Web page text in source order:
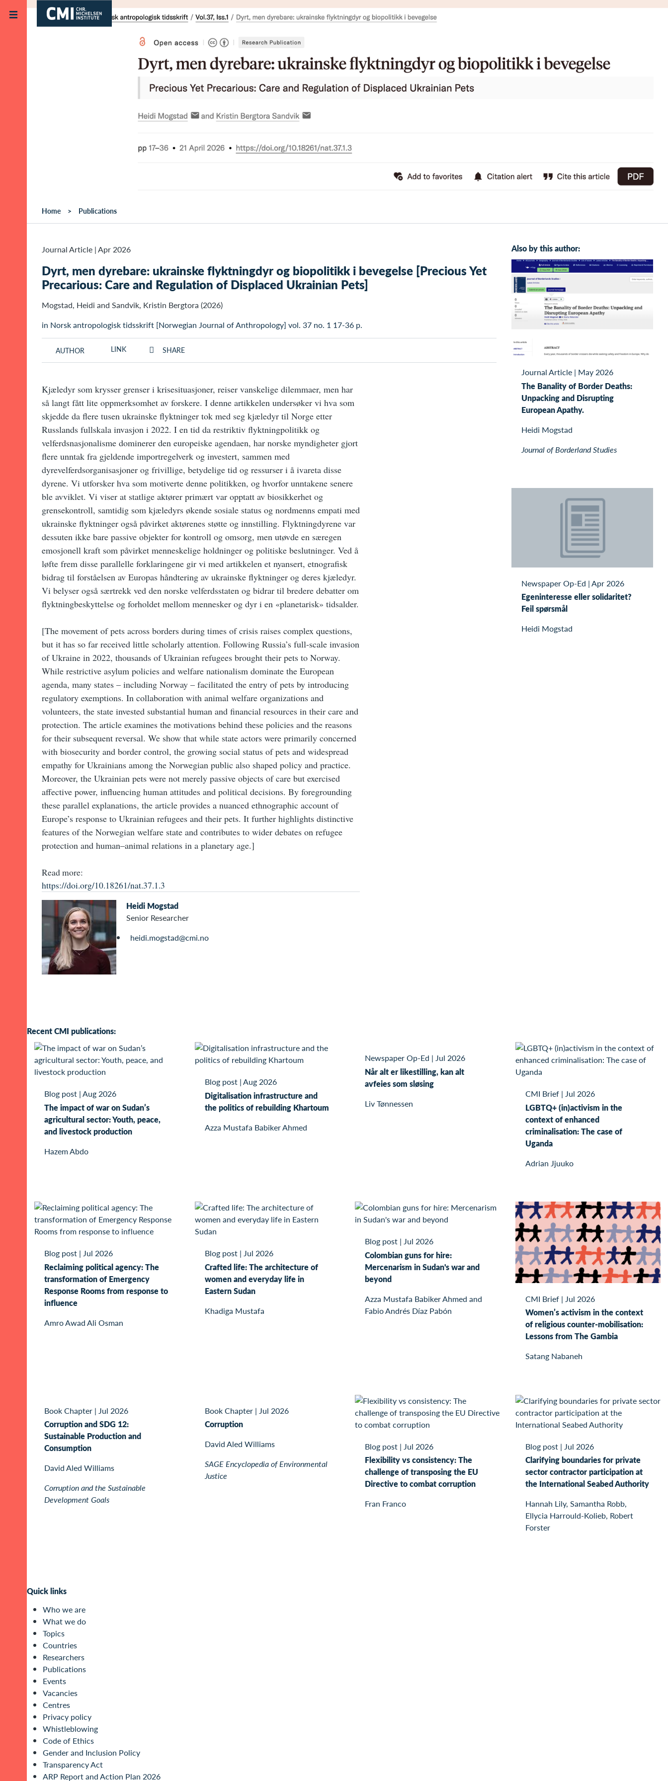
Skip to main content
Home Publications
Journal Article |Apr 2026
Dyrt, men dyrebare: ukrainske flyktningdyr og biopolitikk i bevegelse [Precious Yet
Precarious: Care and Regulation of Displaced Ukrainian Pets]
Mogstad, Heidi and Sandvik, Kristin Bergtora (2026)
in Norsk antropologisk tidsskrift [Norwegian Journal of Anthropology] vol. 37 no. 1 17-36 p.
AUTHOR LINK SHARE
Kjæledyr som krysser grenser i krisesituasjoner, reiser vanskelige dilemmaer, men har
så langt fått lite oppmerksomhet av forskere. I denne artikkelen undersøker vi hva som
skjedde da flere tusen ukrainske flyktninger tok med seg kjæledyr til Norge etter
Russlands fullskala invasjon i 2022. I en tid da restriktiv flyktningpolitikk og
velferdsnasjonalisme dominerer den europeiske agendaen, har norske myndigheter gjort
flere unntak fra gjeldende importregelverk og investert, sammen med
dyrevelferdsorganisasjoner og frivillige, betydelige tid og ressurser i å ivareta disse
dyrene. Vi utforsker hva som motiverte denne politikken, og hvorfor unntakene senere
ble avviklet. Vi viser at statlige aktører primært var opptatt av biosikkerhet og
grensekontroll, samtidig som kjæledyrs økende sosiale status og nordmenns empati med
ukrainske flyktninger også påvirket aktørenes støtte og innstilling. Flyktningdyrene var
dessuten ikke bare passive objekter for kontroll og omsorg, men utøvde en særegen
emosjonell kraft som påvirket menneskelige holdninger og politiske beslutninger. Ved å
løfte frem disse parallelle forklaringene gir vi med artikkelen et nyansert, etnografisk
bidrag til forståelsen av Europas håndtering av ukrainske flyktninger og deres kjæledyr.
Vi belyser også særtrekk ved den norske velferdsstaten og bidrar til bredere debatter om
flyktningbeskyttelse og forholdet mellom mennesker og dyr i en «planetarisk» tidsalder.
[The movement of pets across borders during times of crisis raises complex questions,
but it has so far received little scholarly attention. Following Russia’s full-scale invasion
of Ukraine in 2022, thousands of Ukrainian refugees brought their pets to Norway.
While restrictive asylum policies and welfare nationalism dominate the European
agenda, many states – including Norway – facilitated the entry of pets by introducing
regulatory exemptions. In collaboration with animal welfare organizations and
volunteers, the state invested substantial human and financial resources in their care and
protection. The article examines the motivations behind these policies and the reasons
for their subsequent reversal. We show that while state actors were primarily concerned
with biosecurity and border control, the growing social status of pets and widespread
empathy for Ukrainians among the Norwegian public also shaped policy and practice.
Moreover, the Ukrainian pets were not merely passive objects of care but exercised
affective power, influencing human attitudes and political decisions. By foregrounding
these parallel explanations, the article provides a nuanced ethnographic account of
Europe’s response to Ukrainian refugees and their pets. It further highlights distinctive
features of the Norwegian welfare state and contributes to wider debates on refugee
protection and human–animal relations in a planetary age.]
Read more:
https://doi.org/10.18261/nat.37.1.3
Heidi Mogstad
Senior Researcher
heidi.mogstad@cmi.no
Also by this author:
Journal Article | May 2026
The Banality of Border Deaths:
Unpacking and Disrupting
European Apathy.
Heidi Mogstad
Journal of Borderland Studies
Newspaper Op-Ed |Apr 2026
Egeninteresse eller solidaritet?
Feil spørsmål
Heidi Mogstad
Recent CMI publications:
Blog post |Aug 2026
The impact of war on Sudan’s
agricultural sector: Youth, peace,
and livestock production
Hazem Abdo
Blog post|Aug 2026
Digitalisation infrastructure and
the politics of rebuilding Khartoum
Azza Mustafa Babiker Ahmed
Newspaper Op-Ed | Jul 2026
Når alt er likestilling, kan alt
avfeies som sløsing
Liv Tønnessen
CMI Brief| Jul 2026
LGBTQ+ (in)activism in the
context of enhanced
criminalisation: The case of
Uganda
Adrian Jjuuko
Blog post | Jul 2026
Reclaiming political agency: The
transformation of Emergency
Response Rooms from response to
influence
Amro Awad Ali Osman
Blog post| Jul 2026
Crafted life: The architecture of
women and everyday life in
Eastern Sudan
Khadiga Mustafa
Blog post | Jul 2026
Colombian guns for hire:
Mercenarism in Sudan's war and
beyond
Azza Mustafa Babiker Ahmed and
Fabio Andrés Díaz Pabón
CMI Brief| Jul 2026
Women’s activism in the context
of religious counter-mobilisation:
Lessons from The Gambia
Satang Nabaneh
Book Chapter | Jul 2026
Corruption and SDG 12:
Sustainable Production and
Consumption
David Aled Williams
Corruption and the Sustainable
Development Goals
Book Chapter| Jul 2026
Corruption
David Aled Williams
SAGE Encyclopedia of Environmental
Justice
Blog post | Jul 2026
Flexibility vs consistency: The
challenge of transposing the EU
Directive to combat corruption
Fran Franco
Blog post| Jul 2026
Clarifying boundaries for private
sector contractor participation at
the International Seabed Authority
Hannah Lily, Samantha Robb,
Ellycia Harrould-Kolieb, Robert
Forster
Quick links
Who we are
What we do
Topics
Countries
Researchers
Publications
Events
Vacancies
Centres
Privacy policy
Whistleblowing
Code of Ethics
Gender and Inclusion Policy
Transparency Act
ARP Report and Action Plan 2026